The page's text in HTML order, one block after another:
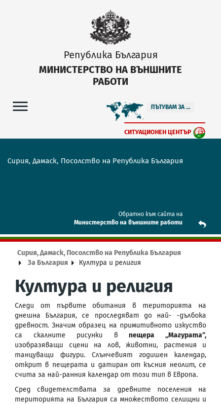
Република България
МИНИСТЕРСТВО НА ВЪНШНИТЕ
РАБОТИ
ПЪТУВАМ ЗА ...
СИТУАЦИОНЕН ЦЕНТЪР
Сирия, Дамаск, Посолство на Република България
Обратно към сайта на
Mинистерство на външните работи
Сирия, Дамаск, Посолство на Република България
За България
Култура и религия
Култура и религия
Следи от първите обитания в територията на
днешна България, се проследяват до най- -дълбока
древност. Значим образец на примитивното изкуство
са скалните рисунки впещера „Магурата“,
изобразяващи сцени на лов, животни, растения и
танцуващи фигури. Слънчевият годишен календар,
открит в пещерата и датиран от късния неолит, се
счита за най-ранния календар от този тип в Европа.
Сред свидетелствата за древните поселения на
територията на България са множеството селищни и